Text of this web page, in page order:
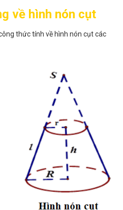
về hình nón cụt
thức tính về hình nón cụt các